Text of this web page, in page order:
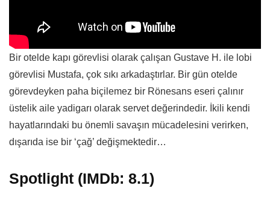
Bir otelde kapı görevlisi olarak çalışan Gustave H. ile lobi
görevlisi Mustafa, çok sıkı arkadaştırlar. Bir gün otelde
görevdeyken paha biçilemez bir Rönesans eseri çalınır
üstelik aile yadigarı olarak servet değerindedir. İkili kendi
hayatlarındaki bu önemli savaşın mücadelesini verirken,
dışarıda ise bir ‘çağ’ değişmektedir…
Spotlight (IMDb: 8.1)